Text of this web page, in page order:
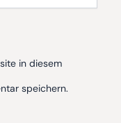
in diesem
speichern.